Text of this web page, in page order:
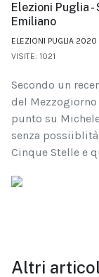
Elezioni Puglia -
Emiliano
ELEZIONI PUGLIA 2020
VISITE: 1021
Secondo un
del Mezzogiorno
punto su
senza
Cinque Stelle e
Altri